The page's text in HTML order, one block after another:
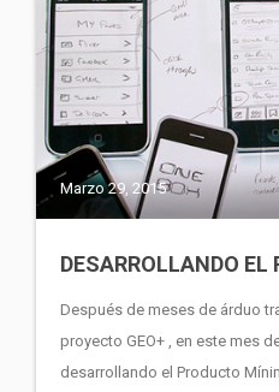
Marzo 29, 2015
DESARROLLANDO EL
Después de meses de árduo
proyecto GEO+ , en este mes
desarrollando el Producto